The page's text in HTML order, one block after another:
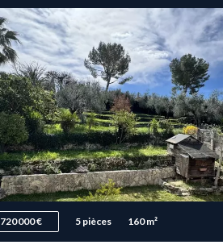
720 000 € 5 pièces 160 m²